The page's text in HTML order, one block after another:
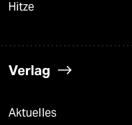
Hitze
Verlag
Aktuelles